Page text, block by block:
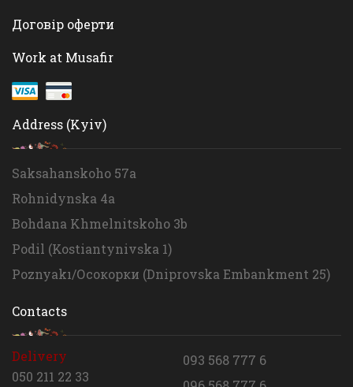
Договір оферти
Work at Musafir
Address (Kyiv)
Saksahanskoho 57a
Rohnidynska 4a
Bohdana Khmelnitskoho 3b
Podil (Kostiantynivska 1)
Poznyakı/Осокорки (Dniprovska Embankment 25)
Contacts
Delivery
050 211 22 33
093 568 777 6